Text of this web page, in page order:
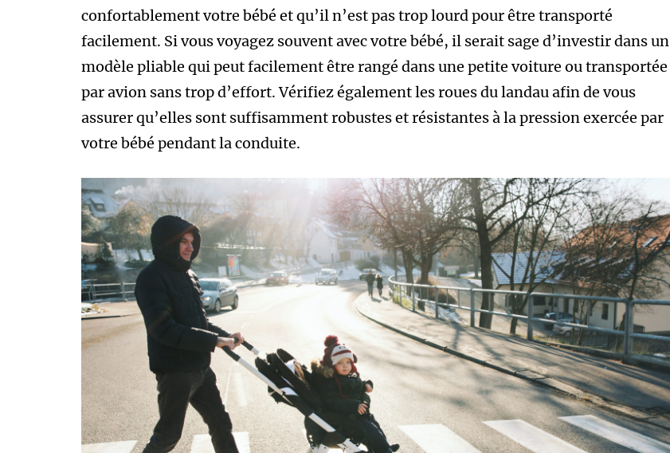
confortablement votre bébé et qu’il n’est pas trop lourd pour être transporté
facilement. Si vous voyagez souvent avec votre bébé, il serait sage d’investir dans un
modèle pliable qui peut facilement être rangé dans une petite voiture ou transportée
par avion sans trop d’effort. Vérifiez également les roues du landau afin de vous
assurer qu’elles sont suffisamment robustes et résistantes à la pression exercée par
votre bébé pendant la conduite.